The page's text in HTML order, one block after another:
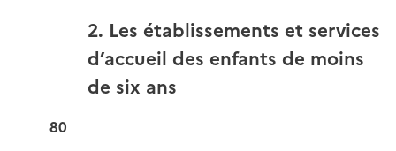
2. Les établissements et services
d’accueil des enfants de moins
de six ans
80